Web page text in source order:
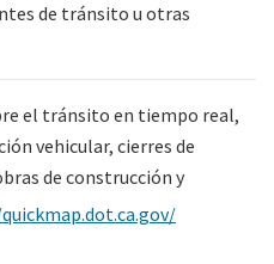
de tránsito u otras
el tránsito en tiempo real,
vehicular, cierres de
de construcción y